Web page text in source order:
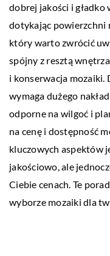
dobrej jakości i gładko
dotykając powierzchni
który warto zwrócić
spójny z resztą
i konserwacja
wymaga dużego
odporne na wilgoć i
na cenę i dostępność
kluczowych aspektów
jakościowo, ale
Ciebie cenach. Te
wyborze mozaiki dla